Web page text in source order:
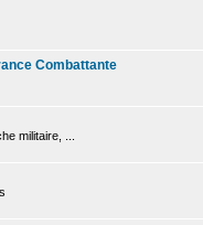
Combattante
militaire, ...